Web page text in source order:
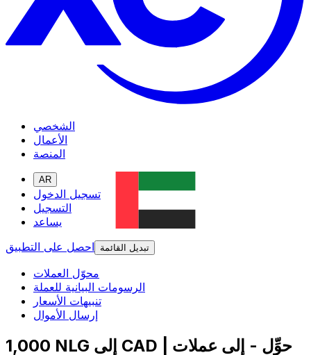
الشخصي
الأعمال
المنصة
AR
تسجيل الدخول
التسجيل
يساعد
احصل على التطبيق
تبديل القائمة
محوّل العملات
الرسومات البيانية للعملة
تنبيهات الأسعار
إرسال الأموال
1,000 NLG إلى CAD | حوِّل - إلى عملات